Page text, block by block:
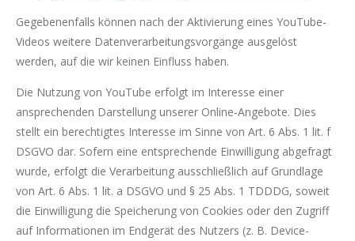
Gegebenenfalls können nach der Aktivierung eines YouTube-
Videos weitere Datenverarbeitungsvorgänge ausgelöst
werden, auf die wir keinen Einfluss haben.
Die Nutzung von YouTube erfolgt im Interesse einer
ansprechenden Darstellung unserer Online-Angebote. Dies
stellt ein berechtigtes Interesse im Sinne von Art. 6 Abs. 1 lit. f
DSGVO dar. Sofern eine entsprechende Einwilligung abgefragt
wurde, erfolgt die Verarbeitung ausschließlich auf Grundlage
von Art. 6 Abs. 1 lit. a DSGVO und § 25 Abs. 1 TDDDG, soweit
die Einwilligung die Speicherung von Cookies oder den Zugriff
auf Informationen im Endgerät des Nutzers (z. B. Device-